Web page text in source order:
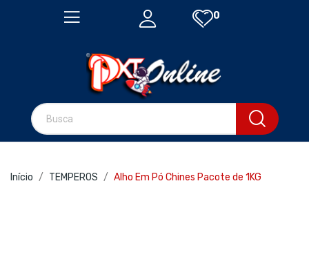
0
Início TEMPEROS Alho Em Pó Chines Pacote de 1KG